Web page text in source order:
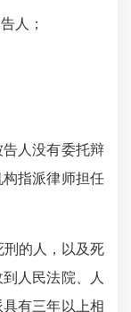
人；
人没有委托辩
指派律师担任
的人，以及死
人民法院、人
有三年以上相